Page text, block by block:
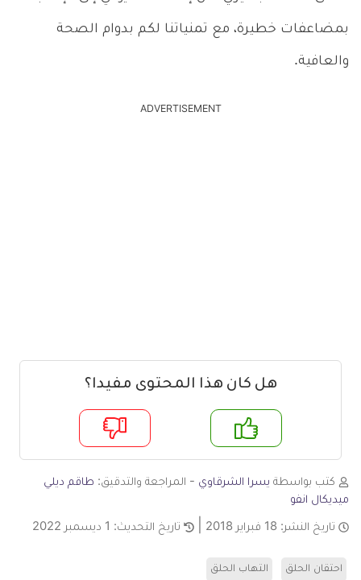
بمضاعفات خطيرة، مع تمنياتنا لكم بدوام الصحة
والعافية.
ADVERTISEMENT
هل كان هذا المحتوى مفيدا؟
لا
كتب بواسطة يسرا الشرقاوي - المراجعة والتدقيق: طاقم ديلي
ميديكال انفو
تاريخ النشر: 18 فبراير 2018 تاريخ التحديث: 1 ديسمبر 2022
احتقان الحلق التهاب الحلق